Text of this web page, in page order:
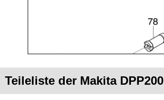
Teileliste der Makita DPP200